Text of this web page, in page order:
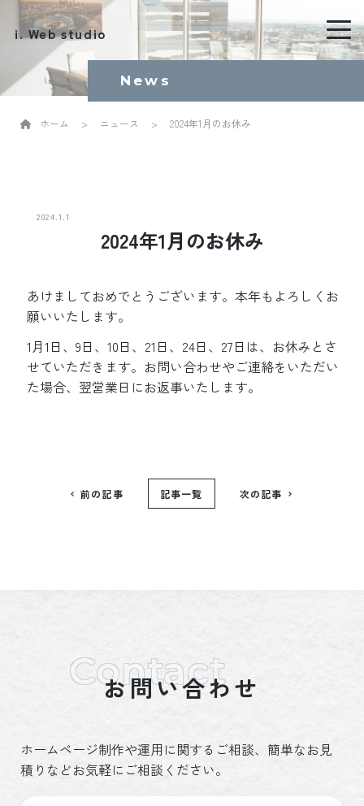
i. Web studio
News
ホーム > ニュース > 2024年1月のお休み
2024.1.1
2024年1月のお休み
あけましておめでとうございます。本年もよろしくお
願いいたします。
1月1日、9日、10日、21日、24日、27日は、お休みとさ
せていただきます。お問い合わせやご連絡をいただい
た場合、翌営業日にお返事いたします。
前の記事 記事一覧 次の記事
お問い合わせ
ホームページ制作や運用に関するご相談、簡単なお見
積りなどお気軽にご相談ください。